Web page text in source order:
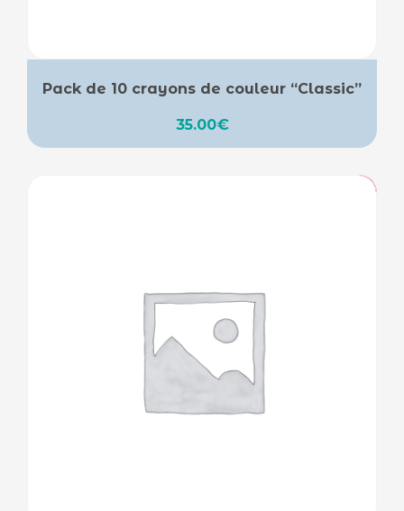
Pack de 10 crayons de couleur “Classic”
35.00€